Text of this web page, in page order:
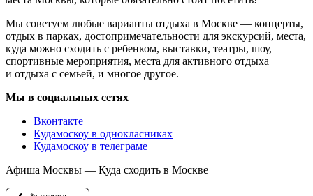
Мы советуем любые варианты отдыха в Москве — концерты,
отдых в парках, достопримечательности для экскурсий, места,
куда можно сходить с ребенком, выставки, театры, шоу,
спортивные мероприятия, места для активного отдыха
и отдыха с семьей, и многое другое.
Мы в социальных сетях
Вконтакте
Кудамоскоу в однокласниках
Кудамоскоу в телеграме
Афиша Москвы — Куда сходить в Москве